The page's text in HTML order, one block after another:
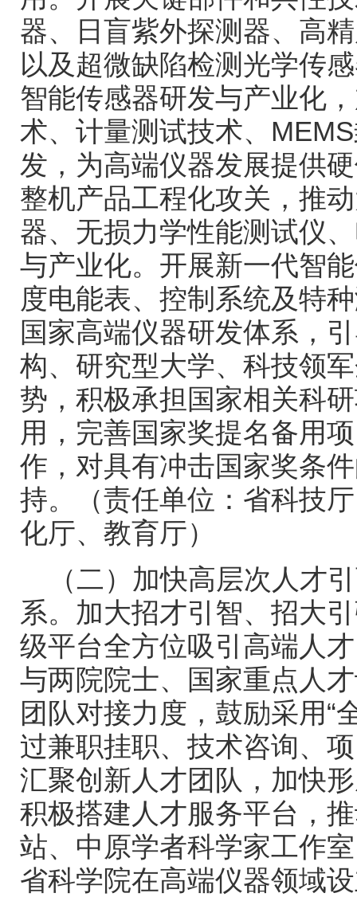
器、日盲紫外探测器、高
以及超微缺陷检测光学传
智能传感器研发与产业化
术、计量测试技术、
发，为高端仪器发展提供
整机产品工程化攻关，推
器、无损力学性能测试仪
与产业化。开展新一代智
度电能表、控制系统及特
国家高端仪器研发体系，
构、研究型大学、科技领
势，积极承担国家相关科
用，完善国家奖提名备用
作，对具有冲击国家奖条
持。（责任单位：省科技
化厅、教育厅）
（二）加快高层次人才
系。加大招才引智、招大
级平台全方位吸引高端人
与两院院士、国家重点人
团队对接力度，鼓励采用“
过兼职挂职、技术咨询、
汇聚创新人才团队，加快
积极搭建人才服务平台，
站、中原学者科学家工作
省科学院在高端仪器领域